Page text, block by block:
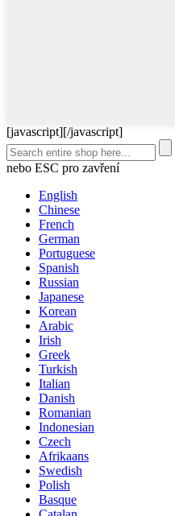
[javascript][/javascript]
nebo ESC pro zavření
English
Chinese
French
German
Portuguese
Spanish
Russian
Japanese
Korean
Arabic
Irish
Greek
Turkish
Italian
Danish
Romanian
Indonesian
Czech
Afrikaans
Swedish
Polish
Basque